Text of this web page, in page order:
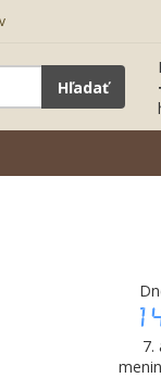
Hľadať
7.